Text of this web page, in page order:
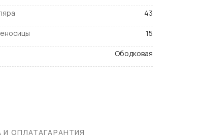
43
15
Ободковая
И ОПЛАТАГАРАНТИЯ